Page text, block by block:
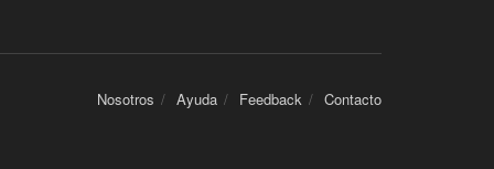
Nosotros Ayuda Feedback Contacto